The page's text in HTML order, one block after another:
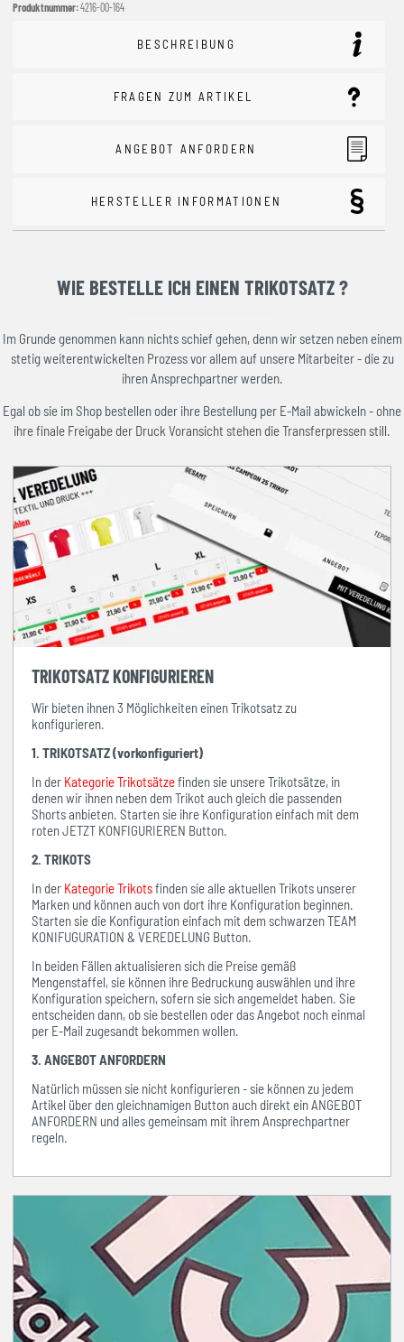
Produktnummer:4216-00-164
BESCHREIBUNG
FRAGEN ZUM ARTIKEL
ANGEBOT ANFORDERN
HERSTELLER INFORMATIONEN
WIE BESTELLE ICH EINEN TRIKOTSATZ ?
Im Grunde genommen kann nichts schief gehen, denn wir setzen neben einem
stetig weiterentwickelten Prozess vor allem auf unsere Mitarbeiter - die zu
ihren Ansprechpartner werden.
Egal ob sie im Shop bestellen oder ihre Bestellung per E-Mail abwickeln - ohne
ihre finale Freigabe der Druck Voransicht stehen die Transferpressen still.
TRIKOTSATZ KONFIGURIEREN
Wir bieten ihnen 3 Möglichkeiten einen Trikotsatz zu
konfigurieren.
1. TRIKOTSATZ (vorkonfiguriert)
In der Kategorie Trikotsätzefinden sie unsere Trikotsätze, in
denen wir ihnen neben dem Trikot auch gleich die passenden
Shorts anbieten. Starten sie ihre Konfiguration einfach mit dem
roten JETZT KONFIGURIEREN Button.
2. TRIKOTS
In der Kategorie Trikotsfinden sie alle aktuellen Trikots unserer
Marken und können auch von dort ihre Konfiguration beginnen.
Starten sie die Konfiguration einfach mit dem schwarzen TEAM
KONIFUGURATION & VEREDELUNG Button.
In beiden Fällen aktualisieren sich die Preise gemäß
Mengenstaffel, sie können ihre Bedruckung auswählen und ihre
Konfiguration speichern, sofern sie sich angemeldet haben. Sie
entscheiden dann, ob sie bestellen oder das Angebot noch einmal
per E-Mail zugesandt bekommen wollen.
3. ANGEBOT ANFORDERN
Natürlich müssen sie nicht konfigurieren - sie können zu jedem
Artikel über den gleichnamigen Button auch direkt ein ANGEBOT
ANFORDERN und alles gemeinsam mit ihrem Ansprechpartner
regeln.